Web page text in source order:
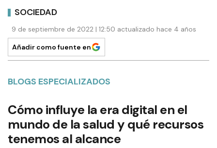
SOCIEDAD
9 de septiembre de 2022 | 12:50 actualizado hace 4 años
Añadir como fuente en
BLOGS ESPECIALIZADOS
Cómo influye la era digital en el
mundo de la salud y qué recursos
tenemos al alcance